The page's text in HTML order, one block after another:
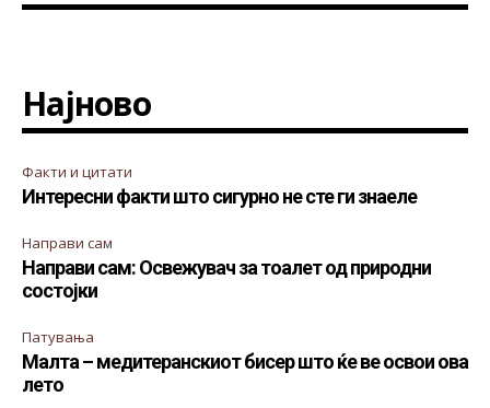
Најново
Факти и цитати
Интересни факти што сигурно не сте ги знаеле
Направи сам
Направи сам: Освежувач за тоалет од природни
состојки
Патувања
Малта – медитеранскиот бисер што ќе ве освои ова
лето